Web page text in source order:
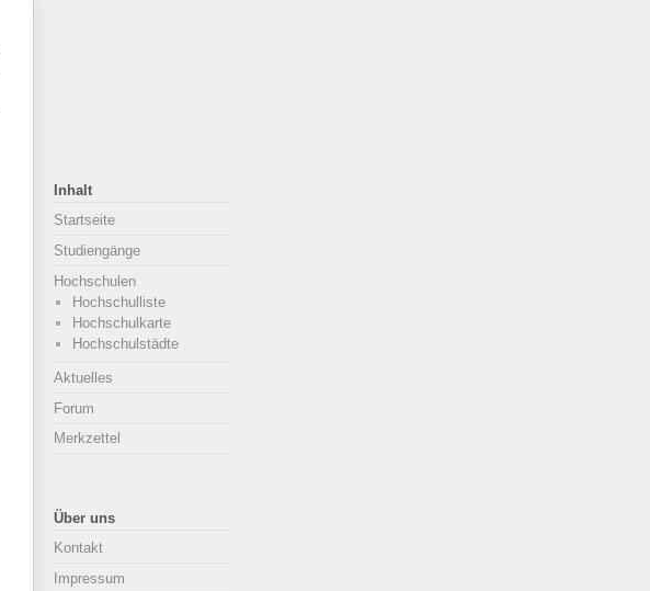
Inhalt
Startseite
Studiengänge
Hochschulen
Hochschulliste
Hochschulkarte
Hochschulstädte
Aktuelles
Forum
Merkzettel
Über uns
Kontakt
Impressum